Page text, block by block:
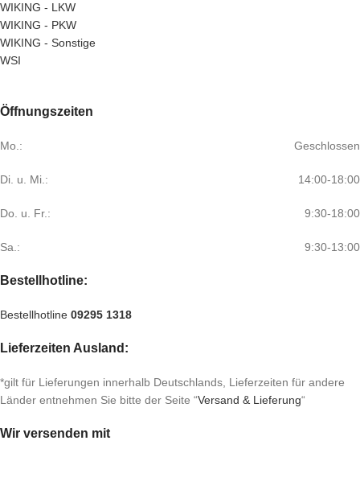
WIKING - LKW
WIKING - PKW
WIKING - Sonstige
WSI
Öffnungszeiten
Mo.: Geschlossen
Di. u. Mi.: 14:00-18:00
Do. u. Fr.: 9:30-18:00
Sa.: 9:30-13:00
Bestellhotline:
Bestellhotline 09295 1318
Lieferzeiten Ausland:
*gilt für Lieferungen innerhalb Deutschlands, Lieferzeiten für andere
Länder entnehmen Sie bitte der Seite “Versand & Lieferung“
Wir versenden mit